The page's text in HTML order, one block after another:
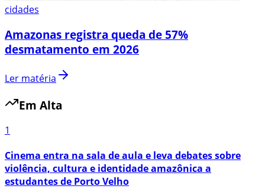
cidades
Amazonas registra queda de 57%
desmatamento em 2026
Ler matéria
Em Alta
1
Cinema entra na sala de aula e leva debates sobre
violência, cultura e identidade amazônica a
estudantes de Porto Velho